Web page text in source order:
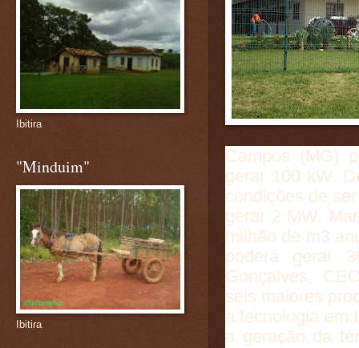
Campos (MG)
gerar 100 kW.
condições de
gerar 2 MW.
milhão de m3
poderá gerar
Gonçalves,
seis maiores
a tecnologia em
a geração da
Ibitira
"Minduim"
Ibitira